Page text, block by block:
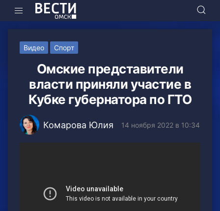
Видео Спорт
Омские представители
власти приняли участие в
Кубке губернатора по ГТО
Комарова Юлия 14 ноября 2022 в 10:34